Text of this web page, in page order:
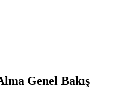
vadeli işlemler
Genel Bakış